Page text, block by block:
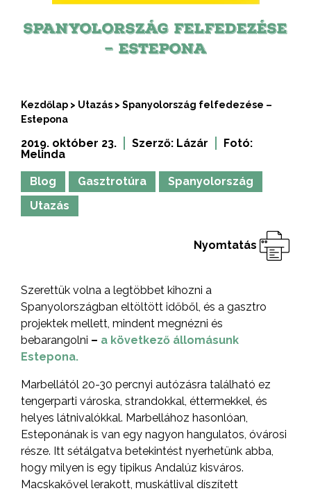
SPANYOLORSZÁG FELFEDEZÉSE
– ESTEPONA
Kezdőlap > Utazás > Spanyolország felfedezése –
Estepona
2019. október 23. Szerző: Lázár
Fotó:
Melinda
Blog Gasztrotúra
Spanyolország
Utazás
Nyomtatás
Szerettük volna a legtöbbet kihozni a
Spanyolországban eltöltött időből, és a gasztro
projektek mellett, mindent megnézni és
bebarangolni – a következő állomásunk
Estepona.
Marbellától 20-30 percnyi autózásra található ez
tengerparti városka, strandokkal, éttermekkel, és
helyes látnivalókkal. Marbellához hasonlóan,
Esteponának is van egy nagyon hangulatos, óvárosi
része. Itt sétálgatva betekintést nyerhetünk abba,
hogy milyen is egy tipikus Andalúz kisváros.
Macskakővel lerakott, muskátlival díszített